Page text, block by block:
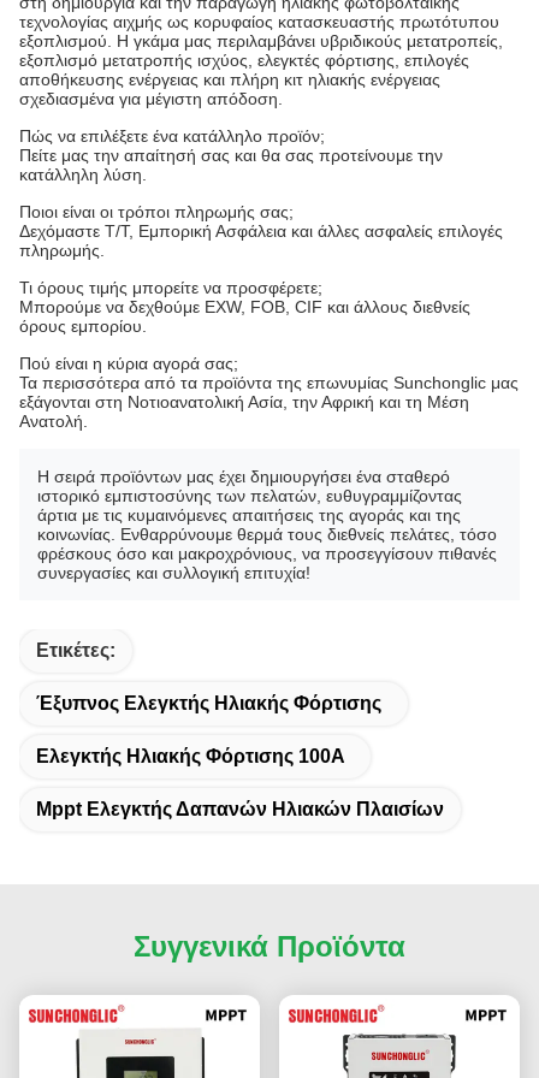
τεχνολογίας αιχμής ως κορυφαίος κατασκευαστής πρωτότυπου
εξοπλισμού. Η γκάμα μας περιλαμβάνει υβριδικούς μετατροπείς,
εξοπλισμό μετατροπής ισχύος, ελεγκτές φόρτισης, επιλογές
αποθήκευσης ενέργειας και πλήρη κιτ ηλιακής ενέργειας
σχεδιασμένα για μέγιστη απόδοση.
Πώς να επιλέξετε ένα κατάλληλο προϊόν;
Πείτε μας την απαίτησή σας και θα σας προτείνουμε την
κατάλληλη λύση.
Ποιοι είναι οι τρόποι πληρωμής σας;
Δεχόμαστε T/T, Εμπορική Ασφάλεια και άλλες ασφαλείς επιλογές
πληρωμής.
Τι όρους τιμής μπορείτε να προσφέρετε;
Μπορούμε να δεχθούμε EXW, FOB, CIF και άλλους διεθνείς
όρους εμπορίου.
Πού είναι η κύρια αγορά σας;
Τα περισσότερα από τα προϊόντα της επωνυμίας Sunchonglic μας
εξάγονται στη Νοτιοανατολική Ασία, την Αφρική και τη Μέση
Ανατολή.
Η σειρά προϊόντων μας έχει δημιουργήσει ένα σταθερό
ιστορικό εμπιστοσύνης των πελατών, ευθυγραμμίζοντας
άρτια με τις κυμαινόμενες απαιτήσεις της αγοράς και της
κοινωνίας. Ενθαρρύνουμε θερμά τους διεθνείς πελάτες, τόσο
φρέσκους όσο και μακροχρόνιους, να προσεγγίσουν πιθανές
συνεργασίες και συλλογική επιτυχία!
Ετικέτες:
Έξυπνος Ελεγκτής Ηλιακής Φόρτισης
Ελεγκτής Ηλιακής Φόρτισης 100A
Mppt Ελεγκτής Δαπανών Ηλιακών Πλαισίων
Συγγενικά Προϊόντα